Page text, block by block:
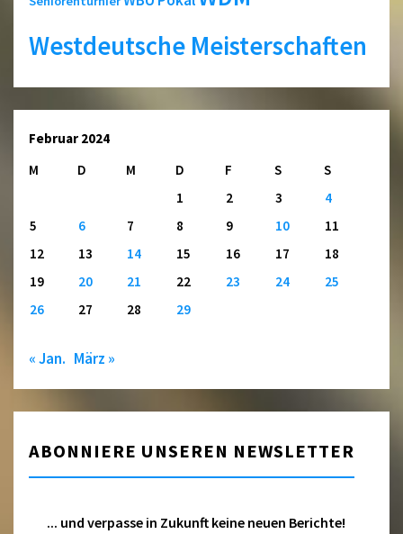
Westdeutsche Meisterschaften
Februar 2024
M
D M D F S
S
1
2 3
4
5
6 7 8 9 10
11
12
13 14 15 16 17
18
19
20 21 22 23 24
25
26
27 28 29
« Jan. März »
ABONNIERE UNSEREN NEWSLETTER
... und verpasse in Zukunft keine neuen Berichte!